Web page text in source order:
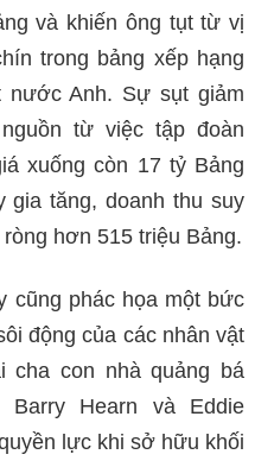
và khiến ông tụt từ vị
trong bảng xếp hạng
nước Anh. Sự sụt giảm
từ việc tập đoàn
xuống còn 17 tỷ Bảng
tăng, doanh thu suy
hơn 515 triệu Bảng.
cũng phác họa một bức
động của các nhân vật
cha con nhà quảng bá
Hearn và Eddie
lực khi sở hữu khối